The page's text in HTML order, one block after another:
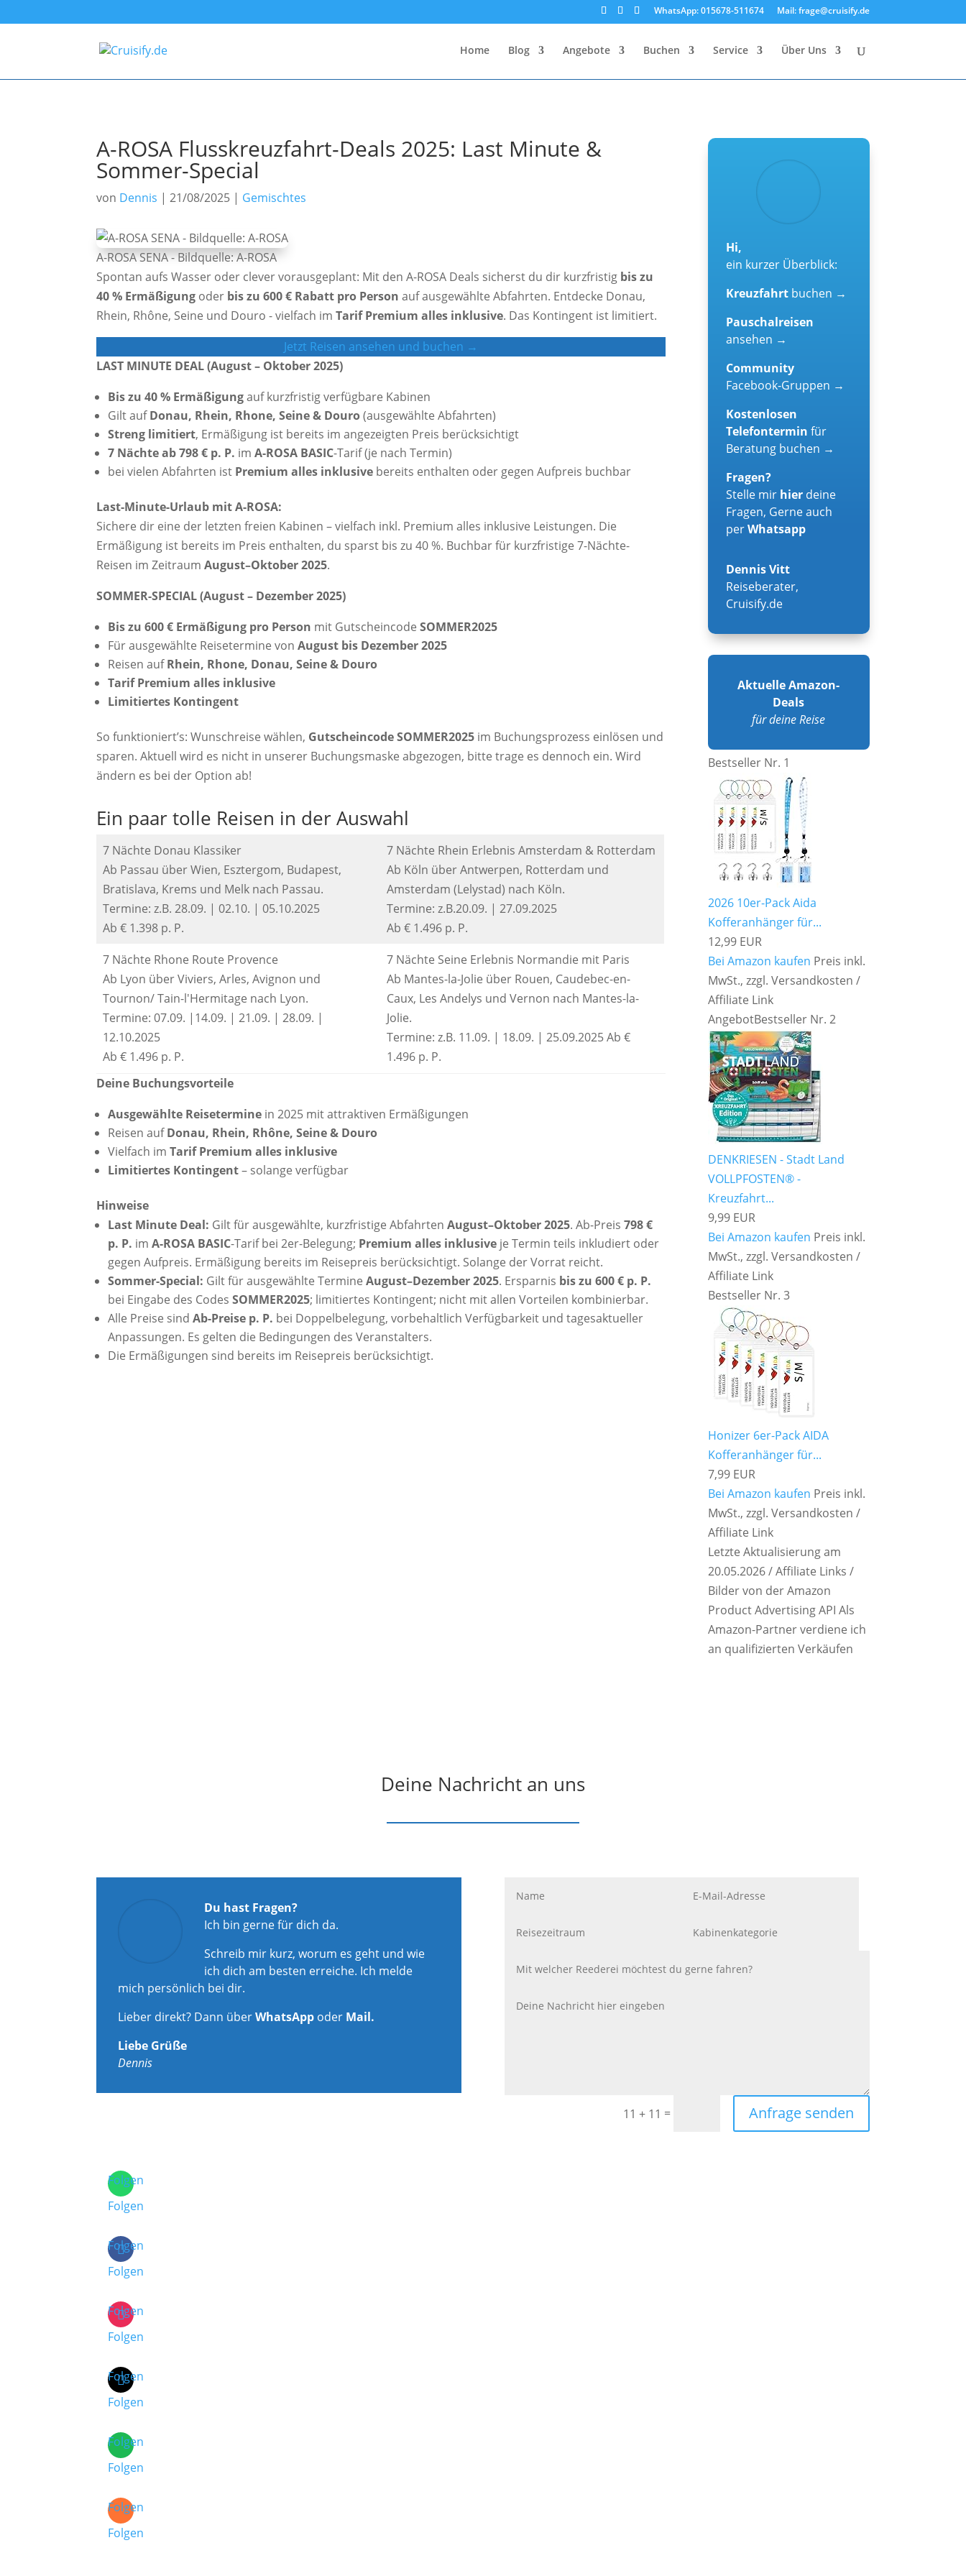
WhatsApp: 015678-511674 Mail: frage@cruisify.de
Home Blog Angebote Buchen Service Über Uns
A-ROSA Flusskreuzfahrt-Deals 2025: Last Minute &
Sommer-Special
von Dennis |21/08/2025 | Gemischtes
A-ROSA SENA - Bildquelle: A-ROSA
Spontan aufs Wasser oder clever vorausgeplant: Mit den A-ROSA Deals sicherst du dir kurzfristig bis zu
40 % Ermäßigung oder bis zu 600 € Rabatt pro Person auf ausgewählte Abfahrten. Entdecke Donau,
Rhein, Rhône, Seine und Douro - vielfach imTarif Premium alles inklusive. Das Kontingent ist limitiert.
Jetzt Reisen ansehen und buchen →
LAST MINUTE DEAL (August – Oktober 2025)
Bis zu 40 % Ermäßigungauf kurzfristig verfügbare Kabinen
Gilt aufDonau, Rhein, Rhone, Seine & Douro(ausgewählte Abfahrten)
Streng limitiert, Ermäßigung ist bereits im angezeigten Preis berücksichtigt
7 Nächte ab 798 € p. P. imA-ROSA BASIC-Tarif (je nach Termin)
bei vielen Abfahrten ist Premium alles inklusive bereits enthalten oder gegen Aufpreis buchbar
Last-Minute-Urlaub mit A-ROSA:
Sichere dir eine der letzten freien Kabinen – vielfach inkl. Premium alles inklusive Leistungen. Die
Ermäßigung ist bereits im Preis enthalten, du sparst bis zu 40 %. Buchbar für kurzfristige 7-Nächte-
Reisen im ZeitraumAugust–Oktober 2025.
SOMMER-SPECIAL (August – Dezember 2025)
Bis zu 600 € Ermäßigung pro Person mit GutscheincodeSOMMER2025
Für ausgewählte Reisetermine vonAugust bis Dezember 2025
Reisen aufRhein, Rhone, Donau, Seine & Douro
Tarif Premium alles inklusive
Limitiertes Kontingent
So funktioniert’s: Wunschreise wählen, Gutscheincode SOMMER2025 im Buchungsprozess einlösen und
sparen. Aktuell wird es nicht in unserer Buchungsmaske abgezogen, bitte trage es dennoch ein. Wird
ändern es bei der Option ab!
Ein paar tolle Reisen in der Auswahl
7 Nächte Donau Klassiker
Ab Passau über Wien, Esztergom, Budapest,
Bratislava, Krems und Melk nach Passau.
Termine: z.B. 28.09. | 02.10. | 05.10.2025
Ab € 1.398 p. P.
7 Nächte Rhein Erlebnis Amsterdam & Rotterdam
Ab Köln über Antwerpen, Rotterdam und
Amsterdam (Lelystad) nach Köln.
Termine: z.B.20.09. | 27.09.2025
Ab € 1.496 p. P.
7 Nächte Rhone Route Provence
Ab Lyon über Viviers, Arles, Avignon und
Tournon/ Tain-l'Hermitage nach Lyon.
Termine: 07.09. |14.09. | 21.09. | 28.09. |
12.10.2025
Ab € 1.496 p. P.
7 Nächte Seine Erlebnis Normandie mit Paris
Ab Mantes-la-Jolie über Rouen, Caudebec-en-
Caux, Les Andelys und Vernon nach Mantes-la-
Jolie.
Termine: z.B. 11.09. | 18.09. | 25.09.2025 Ab €
1.496 p. P.
Deine Buchungsvorteile
Ausgewählte Reisetermine in 2025 mit attraktiven Ermäßigungen
Reisen aufDonau, Rhein, Rhône, Seine & Douro
Vielfach imTarif Premium alles inklusive
Limitiertes Kontingent– solange verfügbar
Hinweise
Last Minute Deal: Gilt für ausgewählte, kurzfristige AbfahrtenAugust–Oktober 2025. Ab-Preis798 €
p. P. imA-ROSA BASIC-Tarif bei 2er-Belegung; Premium alles inklusive je Termin teils inkludiert oder
gegen Aufpreis. Ermäßigung bereits im Reisepreis berücksichtigt. Solange der Vorrat reicht.
Sommer-Special: Gilt für ausgewählte TermineAugust–Dezember 2025. Ersparnis bis zu 600 € p. P.
bei Eingabe des CodesSOMMER2025; limitiertes Kontingent; nicht mit allen Vorteilen kombinierbar.
Alle Preise sindAb-Preise p. P. bei Doppelbelegung, vorbehaltlich Verfügbarkeit und tagesaktueller
Anpassungen. Es gelten die Bedingungen des Veranstalters.
Die Ermäßigungen sind bereits im Reisepreis berücksichtigt.
Hi,
ein kurzer Überblick:
Kreuzfahrt buchen →
Pauschalreisen
ansehen →
Community
Facebook-Gruppen →
Kostenlosen
Telefonterminfür
Beratung buchen →
Fragen?
Stelle mir hier deine
Fragen, Gerne auch
perWhatsapp
Dennis Vitt
Reiseberater,
Cruisify.de
Aktuelle Amazon-
Deals
für deine Reise
Bestseller Nr. 1
2026 10er-Pack Aida
Kofferanhänger für...
12,99 EUR
Bei Amazon kaufen Preis inkl.
MwSt., zzgl. Versandkosten /
Affiliate Link
AngebotBestseller Nr. 2
DENKRIESEN - Stadt Land
VOLLPFOSTEN® -
Kreuzfahrt...
9,99 EUR
Bei Amazon kaufen Preis inkl.
MwSt., zzgl. Versandkosten /
Affiliate Link
Bestseller Nr. 3
Honizer 6er-Pack AIDA
Kofferanhänger für...
7,99 EUR
Bei Amazon kaufen Preis inkl.
MwSt., zzgl. Versandkosten /
Affiliate Link
Letzte Aktualisierung am
20.05.2026 / Affiliate Links /
Bilder von der Amazon
Product Advertising API Als
Amazon-Partner verdiene ich
an qualifizierten Verkäufen
Deine Nachricht an uns
Du hast Fragen?
Ich bin gerne für dich da.
Schreib mir kurz, worum es geht und wie
ich dich am besten erreiche. Ich melde
mich persönlich bei dir.
Lieber direkt? Dann überWhatsApp oder Mail.
Liebe Grüße
Dennis
11 + 11 = Anfrage senden
Folgen
Folgen
Folgen
Folgen
Folgen
Folgen
Folgen
Folgen
Folgen
Folgen
Folgen
Folgen